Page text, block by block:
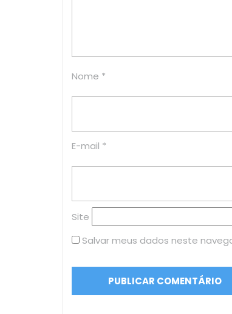
Nome *
E-mail *
Site
Salvar meus dados neste